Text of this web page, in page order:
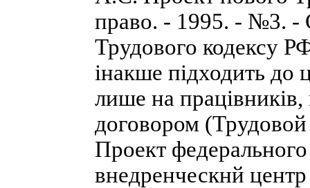
право. - 1995. - №3. -
Трудового кодексу
інакше підходить до
лише на
договором
Проект
внедренческнй